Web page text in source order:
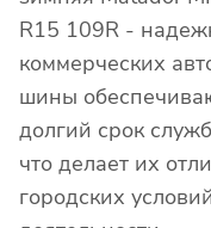
R15 109R -
коммерческих
шины
долгий срок
что делает их
городских